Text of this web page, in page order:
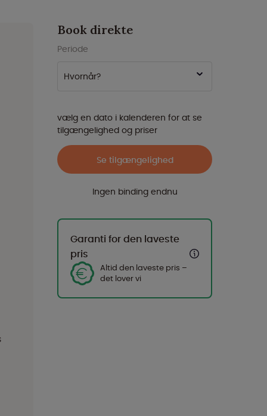
Book direkte
Periode
Hvornår?
vælg en dato i kalenderen for at se
tilgængelighed og priser
Se tilgængelighed
Ingen binding endnu
Garanti for den laveste
pris
Altid den laveste pris –
det lover vi